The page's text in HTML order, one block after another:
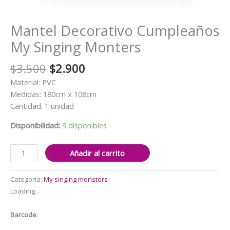
Mantel Decorativo Cumpleaños
My Singing Monters
$3.500 El
precio
original
era:
$2.900
actual
Material: PVC
Medidas: 180cm x 108cm
Cantidad: 1 unidad
Disponibilidad: 9 disponibles
Mantel
Decorativo
Cumpleaños
My
Singing
cantidad
Añadir al carrito
Categoría: My singing monsters
Loading...
Barcode: